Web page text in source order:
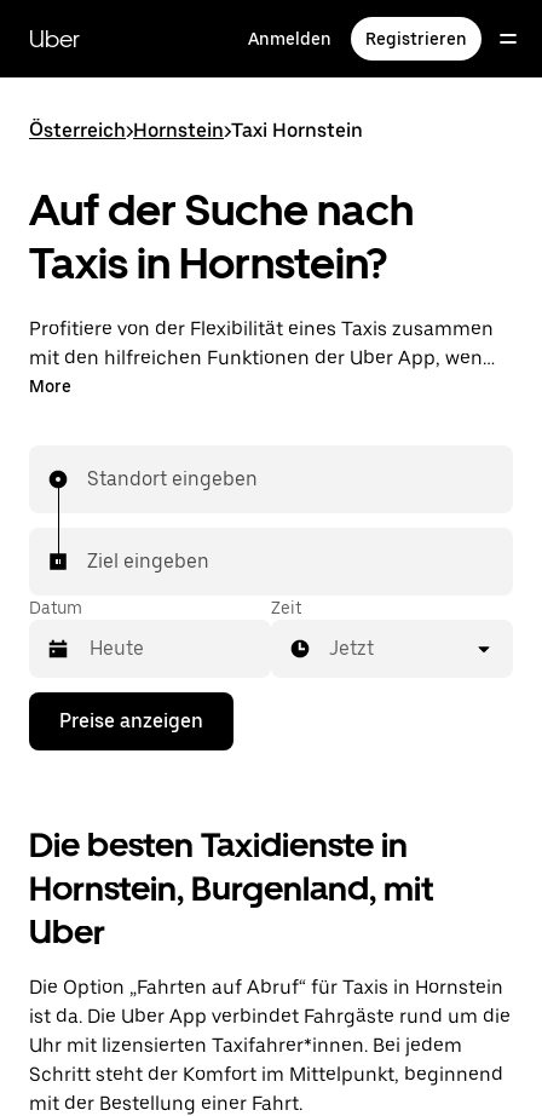
zum
Hauptinhalt
Uber Anmelden Registrieren
Österreich>Hornstein>Taxi Hornstein
Auf der Suche nach
Taxis in Hornstein?
Profitiere von der Flexibilität eines Taxis zusammen
mit den hilfreichen Funktionen der Uber App, wenn
du Fahrten über die Uber App in Hornstein
bestellen und dir günstige Vorab-Fixpreise für jede
More
Standort eingeben
Ziel eingeben
Datum
Drücke
Nach-
mit
dem
Kalender
zu
interagieren
und
Datum
auszuwählen.
Drücke
die
Escape-
Taste,
Zeit
Jetzt
Preise anzeigen
Die besten Taxidienste in
Hornstein, Burgenland, mit
Uber
Die Option „Fahrten auf Abruf“ für Taxis in Hornstein
ist da. Die Uber App verbindet Fahrgäste rund um die
Uhr mit lizensierten Taxifahrer*innen. Bei jedem
Schritt steht der Komfort im Mittelpunkt, beginnend
mit der Bestellung einer Fahrt.